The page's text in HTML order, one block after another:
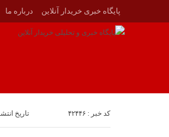
پایگاه خبری خریدار آنلاین درباره ما
کد خبر : ۴۲۴۴۶ تاریخ انتشار :